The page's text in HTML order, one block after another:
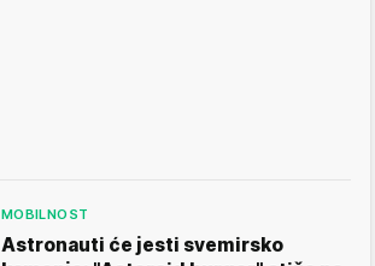
MOBILNOST
Astronauti će jesti svemirsko